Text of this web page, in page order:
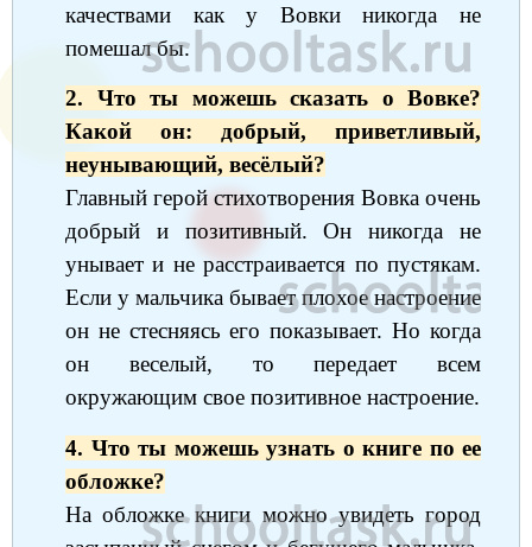
География
Литература
Биология
Музыка
Информатика
Немецкий язык
Обществознание
Информатика
История
География
Английский язык
Информатика
Биология
Геометрия
Литература
География
История
Русский язык
Английский язык
Алгебра
Обществознание
Информатика
Биология
Технология
Информатика
Английский язык
Алгебра
Русский язык
Химия
История
ОБЖ
География
Русский язык
Химия
качествами как у Вовки никогда не
помешал бы.
2. Что ты можешь сказать о Вовке?
Какой он: добрый, приветливый,
неунывающий, весёлый?
Главный герой стихотворения Вовка очень
добрый и позитивный. Он никогда не
унывает и не расстраивается по пустякам.
Если у мальчика бывает плохое настроение
он не стесняясь его показывает. Но когда
он веселый, то передает всем
окружающим свое позитивное настроение.
4. Что ты можешь узнать о книге по ее
обложке?
На обложке книги можно увидеть город